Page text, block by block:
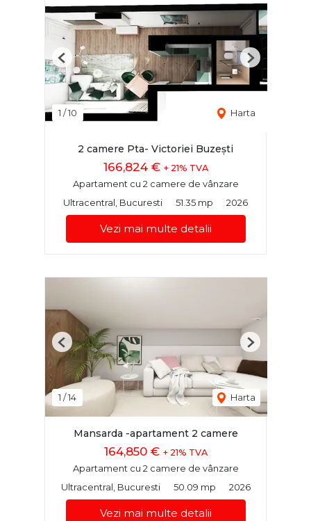
1 /10 Harta
Previous Next
2 camere Pta- Victoriei Buzești
166,824 € + 21% TVA
Apartament cu 2 camere de vânzare
Ultracentral, Bucuresti
51.35 mp 2026
Vezi mai multe detalii
1 /14 Harta
Previous Next
Mansarda -apartament 2 camere
164,850 € + 21% TVA
Apartament cu 2 camere de vânzare
Ultracentral, Bucuresti
50.09 mp 2026
Vezi mai multe detalii